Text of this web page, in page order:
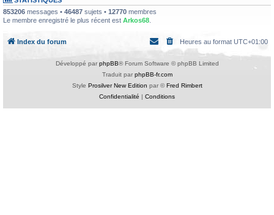
853206 messages • 46487 sujets • 12770 membres
Le membre enregistré le plus récent est Arkos68
Index du forum Heures au format UTC+01:00
Développé par phpBB® Forum Software © phpBB Limited
Traduit par phpBB-fr.com
Style Prosilver New Edition par ©Fred Rimbert
Confidentialité | Conditions